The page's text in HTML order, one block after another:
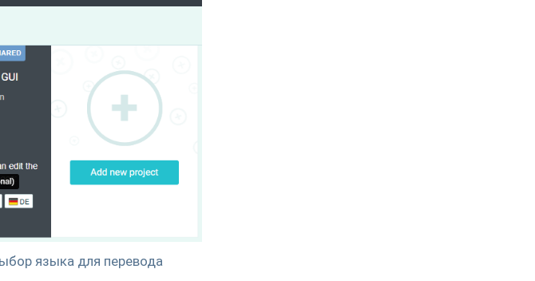
языка для перевода